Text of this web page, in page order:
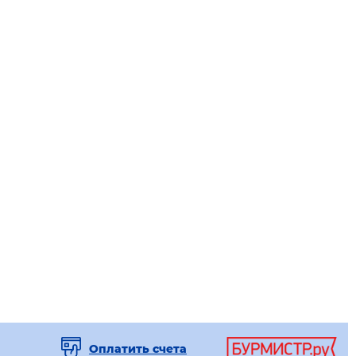
Оплатить счета